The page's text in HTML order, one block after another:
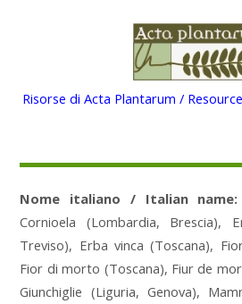
Risorse di Acta Plantarum /
Nome italiano / Italian name:
Cornioela (Lombardia, Brescia),
Treviso), Erba vinca (Toscana),
Fior di morto (Toscana), Fiur de
Giunchiglie (Liguria, Genova),